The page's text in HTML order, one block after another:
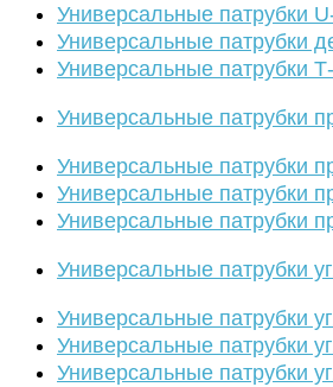
Универсальные патрубки
Универсальные патрубки
Универсальные патрубки
Универсальные патрубки
Универсальные патрубки
Универсальные патрубки
Универсальные патрубки
Универсальные патрубки
Универсальные патрубки
Универсальные патрубки
Универсальные патрубки